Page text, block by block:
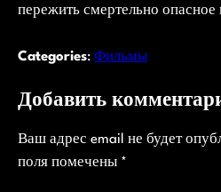
пережить смертельно опасное
Categories: Фильмы
Добавить
Ваш адрес email не будет
поля помечены *